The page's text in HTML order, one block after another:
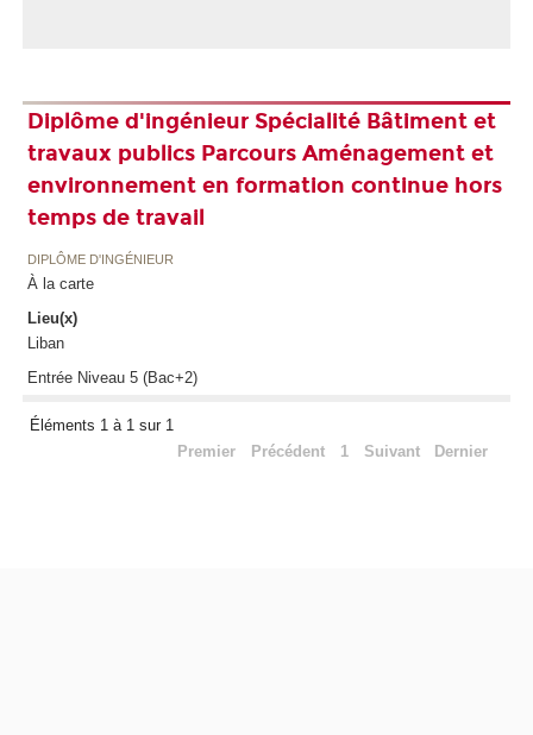
Diplôme d'ingénieur Spécialité Bâtiment et
travaux publics Parcours Aménagement et
environnement en formation continue hors
temps de travail
DIPLÔME D'INGÉNIEUR
À la carte
Lieu(x)
Liban
Entrée Niveau 5 (Bac+2)
Éléments 1 à 1 sur 1
Premier
Précédent 1 Suivant Dernier